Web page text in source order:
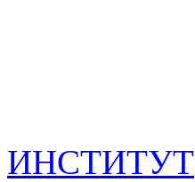
ИНСТИТУТ